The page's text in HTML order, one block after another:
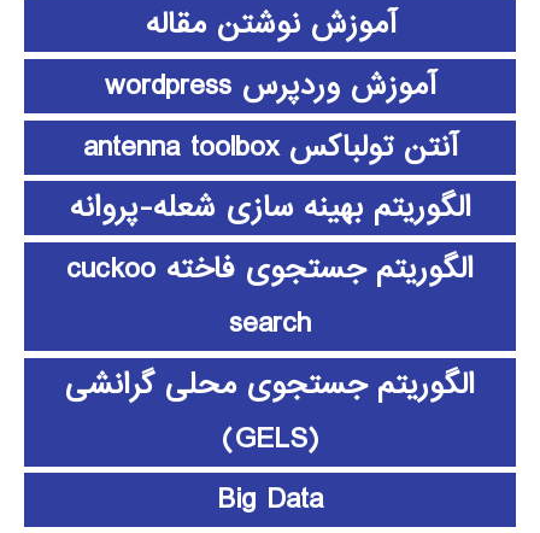
آموزش نوشتن مقاله
آموزش وردپرس wordpress
آنتن تولباکس antenna toolbox
الگوریتم بهینه سازی شعله-پروانه
الگوریتم جستجوی فاخته cuckoo
search
الگوریتم جستجوی محلی گرانشی
(GELS)
Big Data